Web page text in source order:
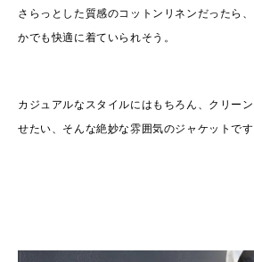
さらっとした質感のコットンリネンだったら
かでも快適に着ていられそう。
カジュアルなスタイルにはもちろん、クリー
せたい、そんな絶妙な雰囲気のジャケットです